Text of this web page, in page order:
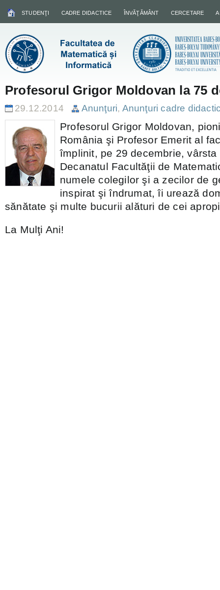
STUDENŢI CADRE DIDACTICE ÎNVĂŢĂMÂNT CERCETARE
Profesorul Grigor Moldovan la 75
29.12.2014 Anunţuri, Anunţuri cadre
Profesorul Grigor Moldovan,
România şi Profesor Emerit al
împlinit, pe 29 decembrie,
Decanatul Facultăţii de
numele colegilor şi a zecilor de
inspirat şi îndrumat, îi urează
sănătate şi multe bucurii alături de cei
La Mulţi Ani!